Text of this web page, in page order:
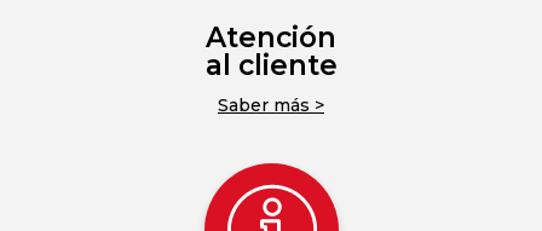
Atención
al cliente
Saber más >